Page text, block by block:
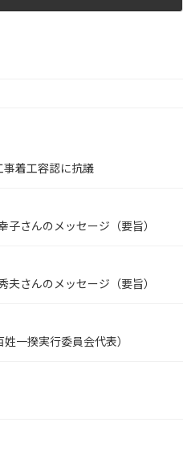
事着工容認に抗議
さんのメッセージ（要旨）
さんのメッセージ（要旨）
一揆実行委員会代表）